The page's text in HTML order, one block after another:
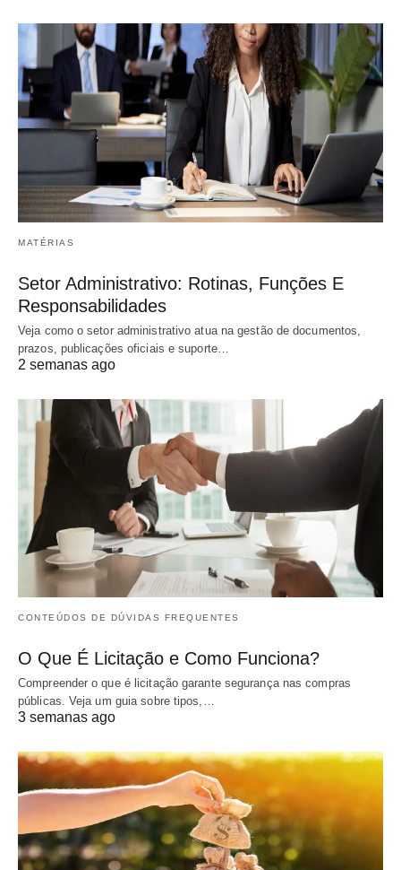
MATÉRIAS
Setor Administrativo: Rotinas, Funções E
Responsabilidades
Veja como o setor administrativo atua na gestão de documentos,
prazos, publicações oficiais e suporte…
2 semanas ago
CONTEÚDOS DE DÚVIDAS FREQUENTES
O Que É Licitação e Como Funciona?
Compreender o que é licitação garante segurança nas compras
públicas. Veja um guia sobre tipos,…
3 semanas ago